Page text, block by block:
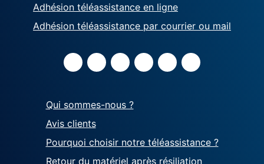
Adhésion téléassistance en ligne
Adhésion téléassistance par courrier ou mail
Qui sommes-nous ?
Avis clients
Pourquoi choisir notre téléassistance ?
Retour du matériel après résiliation